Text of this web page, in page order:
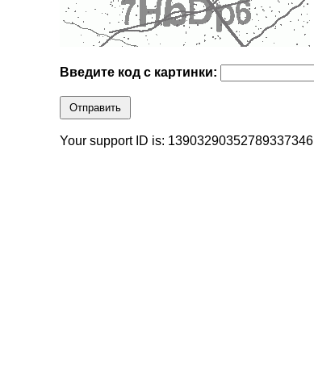
Введите код с картинки:
Отправить
Your support ID is: 13903290352789337346